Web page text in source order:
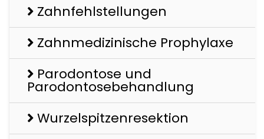
Zahnfehlstellungen
Zahnmedizinische Prophylaxe
Parodontose und
Parodontosebehandlung
Wurzelspitzenresektion